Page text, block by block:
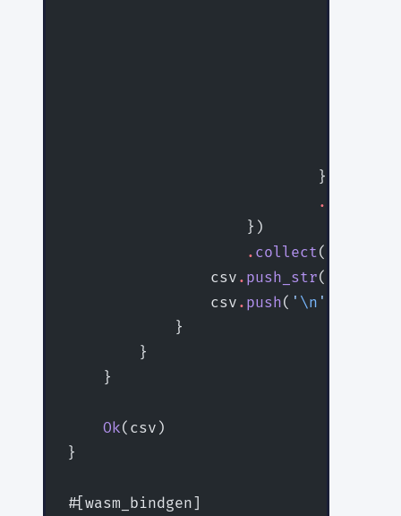
                            })
                            .
                    })
                    .
collect();
                csv
. push_str(
                csv
. push( ' \n '
            }
        }
    }
    Ok
(csv)
}
#[wasm_bindgen]